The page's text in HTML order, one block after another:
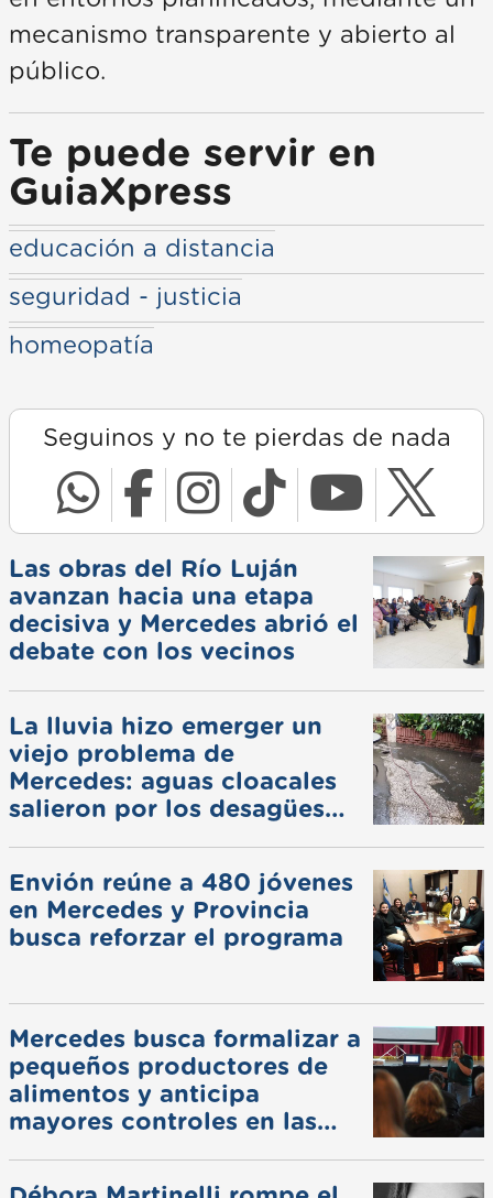
mecanismo transparente y abierto al
público.
Te puede servir en
GuiaXpress
educación a distancia
seguridad - justicia
homeopatía
Seguinos y no te pierdas de nada
Las obras del Río Luján
avanzan hacia una etapa
decisiva y Mercedes abrió el
debate con los vecinos
La lluvia hizo emerger un
viejo problema de
Mercedes: aguas cloacales
salieron por los desagües
Envión reúne a 480 jóvenes
en Mercedes y Provincia
busca reforzar el programa
Mercedes busca formalizar a
pequeños productores de
alimentos y anticipa
mayores controles en las